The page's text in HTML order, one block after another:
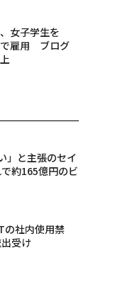
女子学生を
で雇用 ブログ
」と主張のセイ
約165億円のビ
の社内使用禁
受け